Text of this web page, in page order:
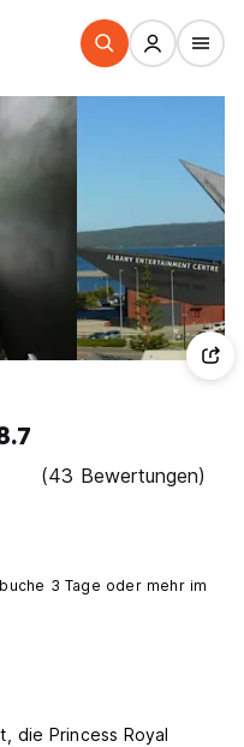
(43 Bewertungen)
3 Tage oder mehr im
die Princess Royal